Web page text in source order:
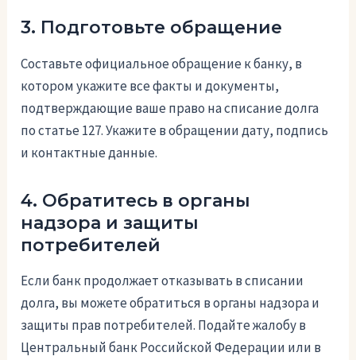
3. Подготовьте обращение
Составьте официальное обращение к банку, в
котором укажите все факты и документы,
подтверждающие ваше право на списание долга
по статье 127. Укажите в обращении дату, подпись
и контактные данные.
4. Обратитесь в органы
надзора и защиты
потребителей
Если банк продолжает отказывать в списании
долга, вы можете обратиться в органы надзора и
защиты прав потребителей. Подайте жалобу в
Центральный банк Российской Федерации или в